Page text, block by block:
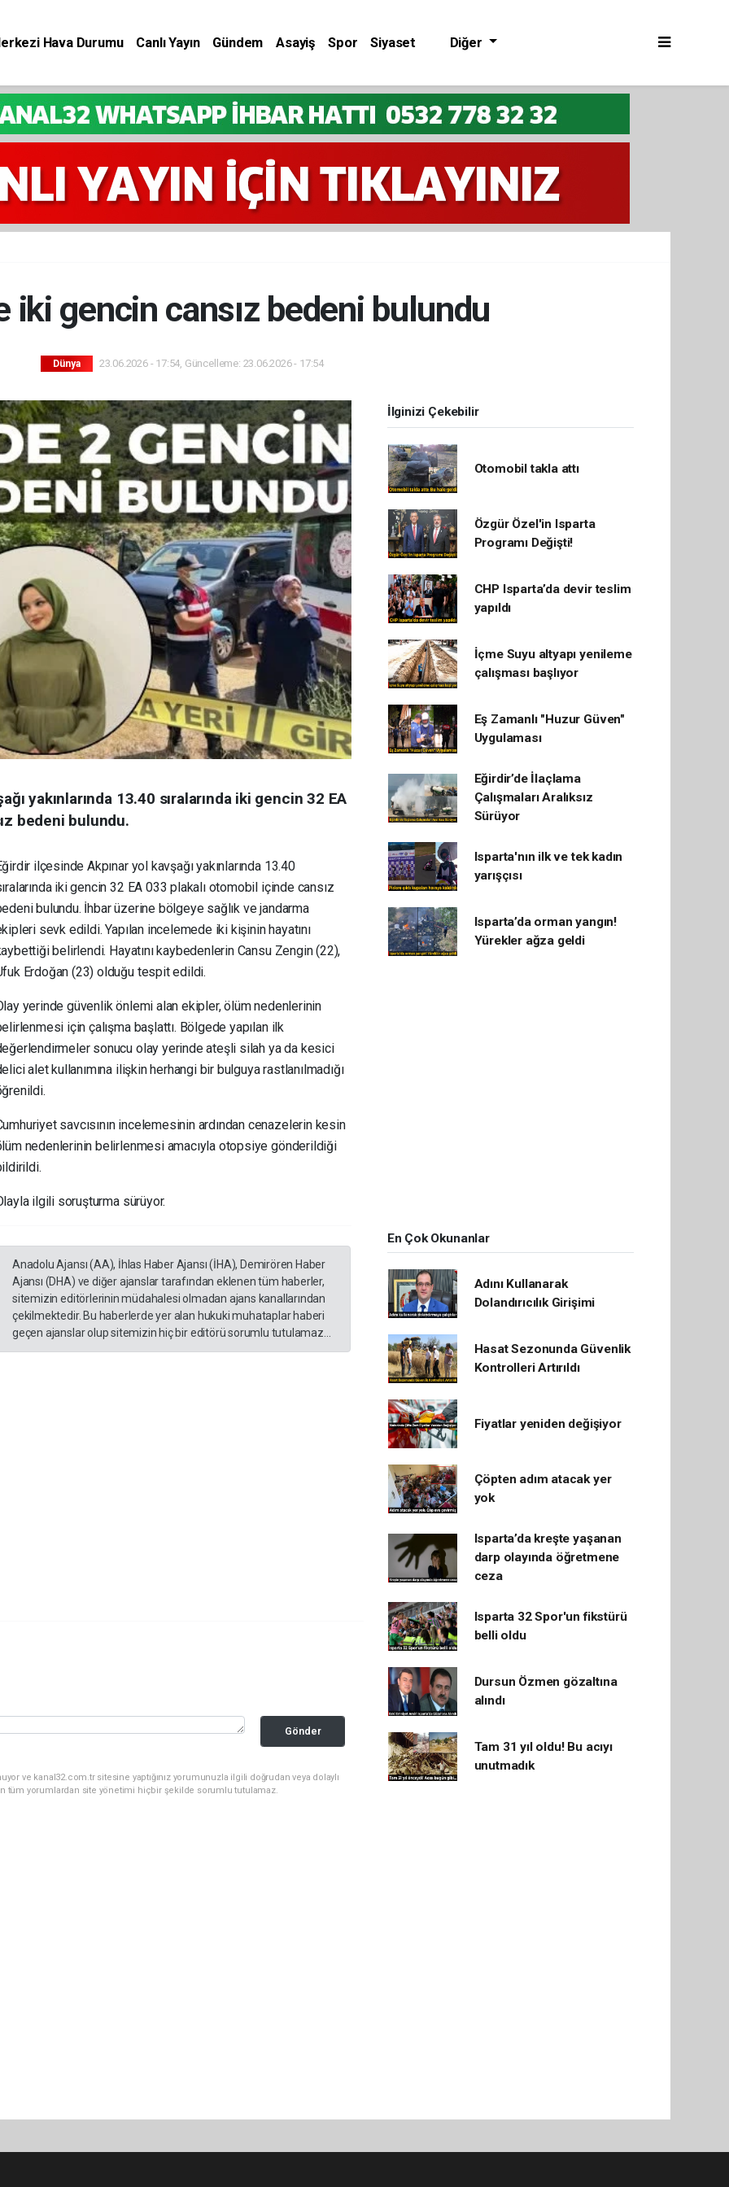
Hava Durumu Canlı Yayın Gündem Asayiş Spor Siyaset Diğer
iki gencin cansız bedeni bulundu
Dünya 23.06.2026 - 17:54, Güncelleme: 23.06.2026 - 17:54
yakınlarında 13.40 sıralarında iki gencin 32 EA
bedeni bulundu.
ilçesinde Akpınar yol kavşağı yakınlarında 13.40
iki gencin 32 EA 033 plakalı otomobil içinde cansız
bulundu. İhbar üzerine bölgeye sağlık ve jandarma
sevk edildi. Yapılan incelemede iki kişinin hayatını
belirlendi. Hayatını kaybedenlerin Cansu Zengin (22),
Erdoğan (23) olduğu tespit edildi.
yerinde güvenlik önlemi alan ekipler, ölüm nedenlerinin
için çalışma başlattı. Bölgede yapılan ilk
sonucu olay yerinde ateşli silah ya da kesici
alet kullanımına ilişkin herhangi bir bulguya rastlanılmadığı
savcısının incelemesinin ardından cenazelerin kesin
nedenlerinin belirlenmesi amacıyla otopsiye gönderildiği
ilgili soruşturma sürüyor.
Anadolu Ajansı (AA), İhlas Haber Ajansı (İHA), Demirören Haber
Ajansı (DHA) ve diğer ajanslar tarafından eklenen tüm haberler,
sitemizin editörlerinin müdahalesi olmadan ajans kanallarından
çekilmektedir. Bu haberlerde yer alan hukuki muhataplar haberi
geçen ajanslar olup sitemizin hiç bir editörü sorumlu tutulamaz...
Gönder
ve kanal32.com.tr sitesine yaptığınız yorumunuzla ilgili doğrudan veya dolaylı
tüm yorumlardan site yönetimi hiçbir şekilde sorumlu tutulamaz.
İlginizi Çekebilir
Otomobil takla attı
Özgür Özel'in Isparta
Programı Değişti!
CHP Isparta’da devir teslim
yapıldı
İçme Suyu altyapı yenileme
çalışması başlıyor
Eş Zamanlı "Huzur Güven"
Uygulaması
Eğirdir’de İlaçlama
Çalışmaları Aralıksız
Sürüyor
Isparta'nın ilk ve tek kadın
yarışçısı
Isparta’da orman yangın!
Yürekler ağza geldi
En Çok Okunanlar
Adını Kullanarak
Dolandırıcılık Girişimi
Hasat Sezonunda Güvenlik
Kontrolleri Artırıldı
Fiyatlar yeniden değişiyor
Çöpten adım atacak yer
yok
Isparta’da kreşte yaşanan
darp olayında öğretmene
ceza
Isparta 32 Spor'un fikstürü
belli oldu
Dursun Özmen gözaltına
alındı
Tam 31 yıl oldu! Bu acıyı
unutmadık